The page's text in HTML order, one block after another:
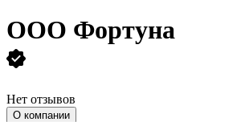
ООО Фортуна
Нет отзывов
О компании